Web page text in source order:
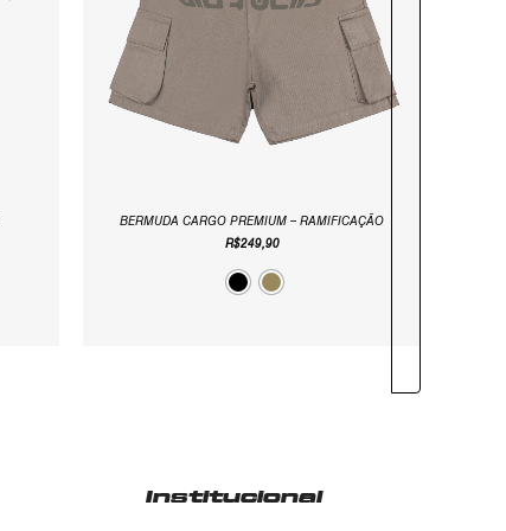
BERMUDA CARGO PREMIUM – RAMIFICAÇÃO
R$249,90
Institucional